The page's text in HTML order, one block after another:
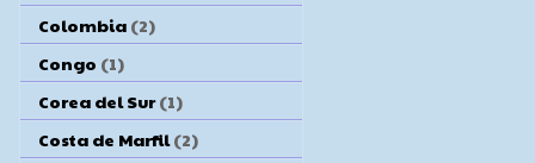
Colombia (2)
Congo (1)
Corea del Sur (1)
Costa de Marfil (2)